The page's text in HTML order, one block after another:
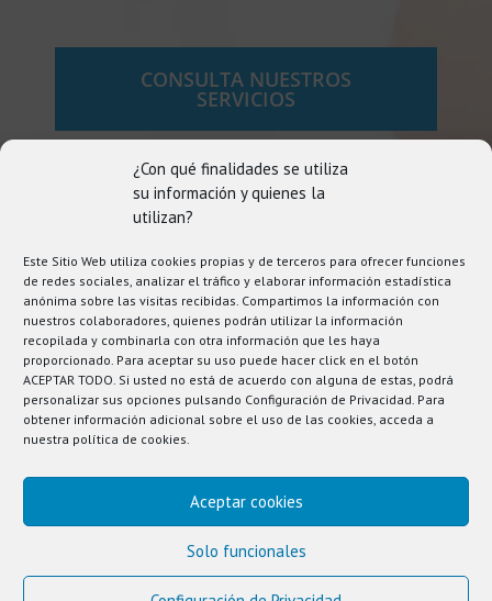
¿Con qué finalidades se utiliza
su información y quienes la
utilizan?
Este Sitio Web utiliza cookies propias y de terceros para ofrecer funciones
de redes sociales, analizar el tráfico y elaborar información estadística
anónima sobre las visitas recibidas. Compartimos la información con
nuestros colaboradores, quienes podrán utilizar la información
recopilada y combinarla con otra información que les haya
proporcionado. Para aceptar su uso puede hacer click en el botón
ACEPTAR TODO. Si usted no está de acuerdo con alguna de estas, podrá
personalizar sus opciones pulsando Configuración de Privacidad. Para
obtener información adicional sobre el uso de las cookies, acceda a
nuestra política de cookies.
Aceptar cookies
Solo funcionales
CONSULTA NUESTROS
SERVICIOS
AMANDA PÉREZ
Fisioterapia del suelo